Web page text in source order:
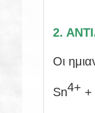
2.
Οι
Sn4+ +